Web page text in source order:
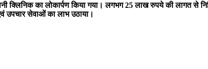
क्लिनिक का लोकार्पण किया गया। लगभग 25 लाख रुपये की लागत से
उपचार सेवाओं का लाभ उठाया।